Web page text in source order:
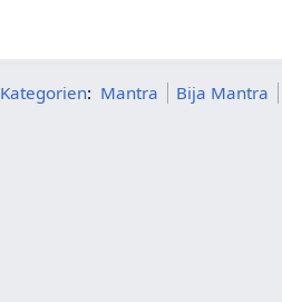
Kategorien: Mantra Bija Mantra